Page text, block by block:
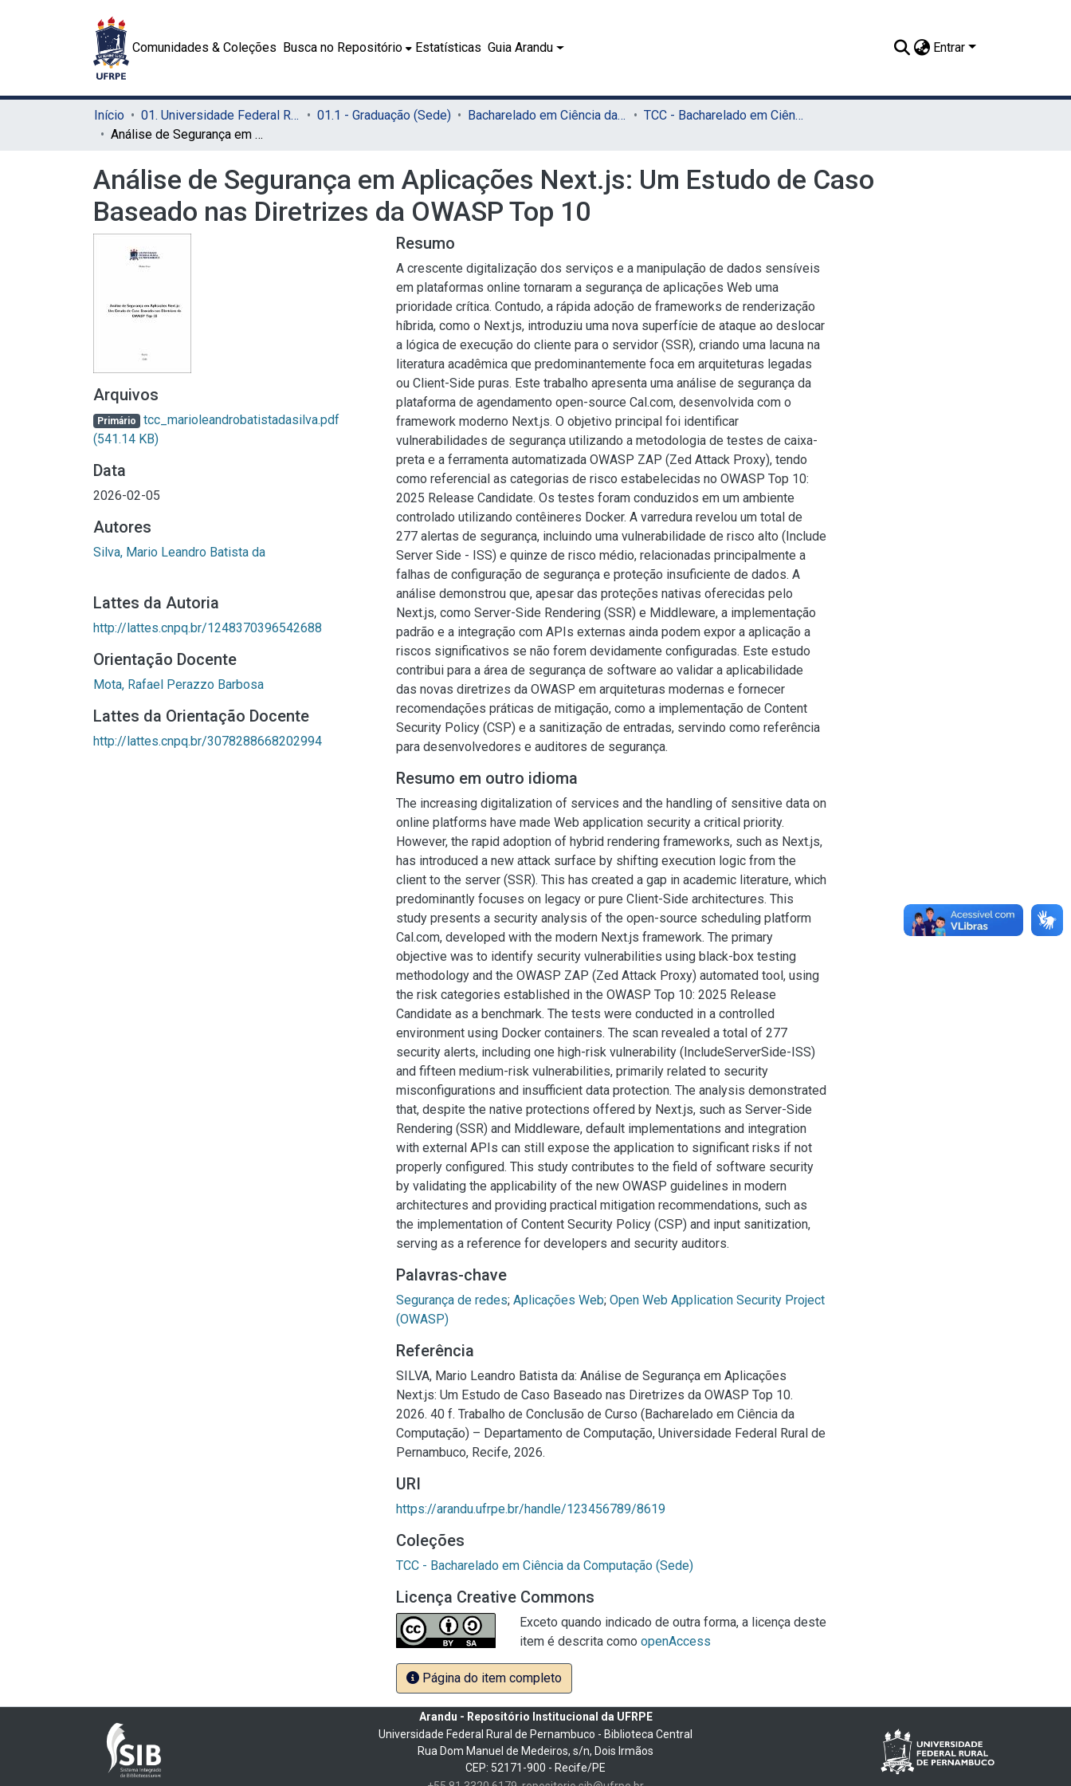
Comunidades & Coleções Busca no Repositório Estatísticas Guia Arandu Entrar
Início 01. Universidade Federal Rural de Pernambuco - UFRPE (Sede) 01.1 - Graduação (Sede) Bacharelado em Ciência da Computação (Sede)
TCC - Bacharelado em Ciência da Computação (Sede)
Análise de Segurança em Aplicações Next.js: Um Estudo de Caso Baseado nas Diretrizes da OWASP Top 10
Análise de Segurança em Aplicações Next.js: Um Estudo de Caso
Baseado nas Diretrizes da OWASP Top 10
Arquivos
Primário tcc_marioleandrobatistadasilva.pdf
(541.14 KB)
Data
2026-02-05
Autores
Silva, Mario Leandro Batista da
Lattes da Autoria
http://lattes.cnpq.br/1248370396542688
Orientação Docente
Mota, Rafael Perazzo Barbosa
Lattes da Orientação Docente
http://lattes.cnpq.br/3078288668202994
Resumo
A crescente digitalização dos serviços e a manipulação de dados sensíveis
em plataformas online tornaram a segurança de aplicações Web uma
prioridade crítica. Contudo, a rápida adoção de frameworks de renderização
híbrida, como o Next.js, introduziu uma nova superfície de ataque ao deslocar
a lógica de execução do cliente para o servidor (SSR), criando uma lacuna na
literatura acadêmica que predominantemente foca em arquiteturas legadas
ou Client-Side puras. Este trabalho apresenta uma análise de segurança da
plataforma de agendamento open-source Cal.com, desenvolvida com o
framework moderno Next.js. O objetivo principal foi identificar
vulnerabilidades de segurança utilizando a metodologia de testes de caixa-
preta e a ferramenta automatizada OWASP ZAP (Zed Attack Proxy), tendo
como referencial as categorias de risco estabelecidas no OWASP Top 10:
2025 Release Candidate. Os testes foram conduzidos em um ambiente
controlado utilizando contêineres Docker. A varredura revelou um total de
277 alertas de segurança, incluindo uma vulnerabilidade de risco alto (Include
Server Side - ISS) e quinze de risco médio, relacionadas principalmente a
falhas de configuração de segurança e proteção insuficiente de dados. A
análise demonstrou que, apesar das proteções nativas oferecidas pelo
Next.js, como Server-Side Rendering (SSR) e Middleware, a implementação
padrão e a integração com APIs externas ainda podem expor a aplicação a
riscos significativos se não forem devidamente configuradas. Este estudo
contribui para a área de segurança de software ao validar a aplicabilidade
das novas diretrizes da OWASP em arquiteturas modernas e fornecer
recomendações práticas de mitigação, como a implementação de Content
Security Policy (CSP) e a sanitização de entradas, servindo como referência
para desenvolvedores e auditores de segurança.
Resumo em outro idioma
The increasing digitalization of services and the handling of sensitive data on
online platforms have made Web application security a critical priority.
However, the rapid adoption of hybrid rendering frameworks, such as Next.js,
has introduced a new attack surface by shifting execution logic from the
client to the server (SSR). This has created a gap in academic literature, which
predominantly focuses on legacy or pure Client-Side architectures. This
study presents a security analysis of the open-source scheduling platform
Cal.com, developed with the modern Next.js framework. The primary
objective was to identify security vulnerabilities using black-box testing
methodology and the OWASP ZAP (Zed Attack Proxy) automated tool, using
the risk categories established in the OWASP Top 10: 2025 Release
Candidate as a benchmark. The tests were conducted in a controlled
environment using Docker containers. The scan revealed a total of 277
security alerts, including one high-risk vulnerability (IncludeServerSide-ISS)
and fifteen medium-risk vulnerabilities, primarily related to security
misconfigurations and insufficient data protection. The analysis demonstrated
that, despite the native protections offered by Next.js, such as Server-Side
Rendering (SSR) and Middleware, default implementations and integration
with external APIs can still expose the application to significant risks if not
properly configured. This study contributes to the field of software security
by validating the applicability of the new OWASP guidelines in modern
architectures and providing practical mitigation recommendations, such as
the implementation of Content Security Policy (CSP) and input sanitization,
serving as a reference for developers and security auditors.
Palavras-chave
Segurança de redes; Aplicações Web; Open Web Application Security Project
(OWASP)
Referência
SILVA, Mario Leandro Batista da: Análise de Segurança em Aplicações
Next.js: Um Estudo de Caso Baseado nas Diretrizes da OWASP Top 10.
2026. 40 f. Trabalho de Conclusão de Curso (Bacharelado em Ciência da
Computação) – Departamento de Computação, Universidade Federal Rural de
Pernambuco, Recife, 2026.
URI
https://arandu.ufrpe.br/handle/123456789/8619
Coleções
TCC - Bacharelado em Ciência da Computação (Sede)
Licença Creative Commons
Exceto quando indicado de outra forma, a licença deste
item é descrita como openAccess
Página do item completo
Arandu - Repositório Institucional da UFRPE
Universidade Federal Rural de Pernambuco - Biblioteca Central
Rua Dom Manuel de Medeiros, s/n, Dois Irmãos
CEP: 52171-900 - Recife/PE